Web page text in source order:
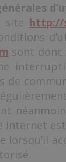
site http://
sont donc
de
internet
lorsqu’il